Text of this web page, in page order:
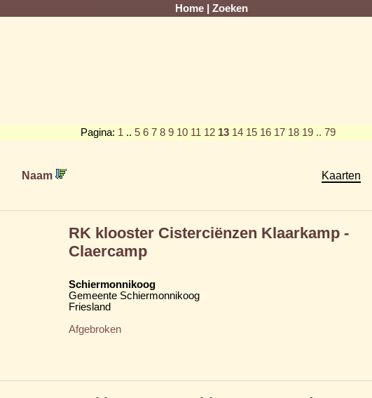
Home Zoeken
Pagina: 1 .. 5 6 7 8 9 10 11 12 13 14 15 16 17 18 19 .. 79
Naam Kaarten
RK klooster Cisterciënzen Klaarkamp -
Claercamp
Schiermonnikoog
Gemeente Schiermonnikoog
Friesland
Afgebroken